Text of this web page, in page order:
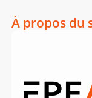
À propos du